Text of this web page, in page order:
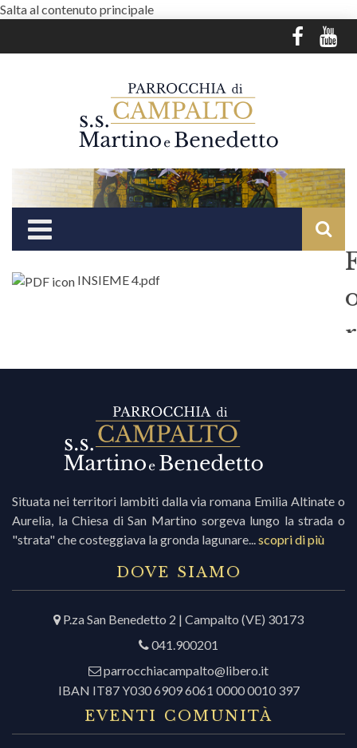
Salta al contenuto principale
r
INSIEME 4.pdf
Situata nei territori lambiti dalla via romana Emilia Altinate o
Aurelia, la Chiesa di San Martino sorgeva lungo la strada o
"strata" che costeggiava la gronda lagunare...scopri di più
DOVE SIAMO
P.za San Benedetto 2 | Campalto (VE) 30173
041.900201
parrocchiacampalto@libero.it
IBAN IT87 Y030 6909 6061 0000 0010 397
EVENTI COMUNITÀ